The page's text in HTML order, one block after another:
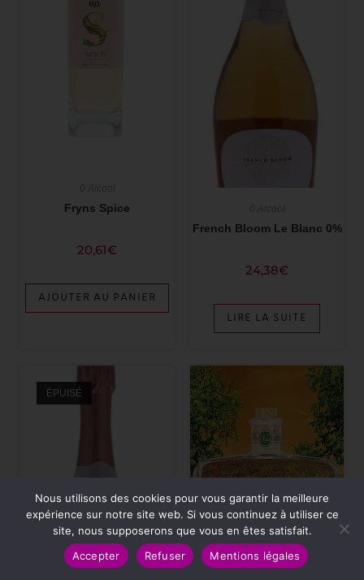
Fryns Spice
20,61€
AJOUTER AU PANIER
French Bloom Le Blanc 0%
24,38€
LIRE LA SUITE
ÉPUISÉ
Nous utilisons des cookies pour vous garantir la meilleure
expérience sur notre site web. Si vous continuez à utiliser ce
site, nous supposerons que vous en êtes satisfait.
Accepter
Refuser Mentions légales